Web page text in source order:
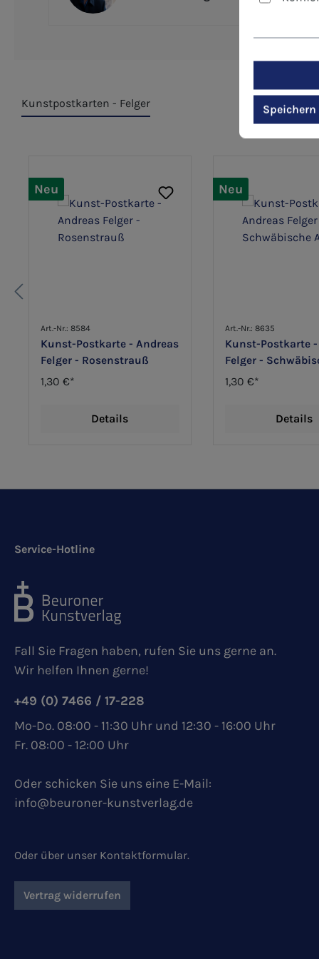
Kunstpostkarten - Felger
Neu
Art.-Nr.: 8584
Kunst-Postkarte - Andreas
Felger - Rosenstrauß
1,30 €*
Details
Neu
Art.-Nr.: 8635
Kunst-Postkarte
Felger -
1,30 €*
Details
Service-Hotline
Fall Sie Fragen haben, rufen Sie uns gerne an.
Wir helfen Ihnen gerne!
+49 (0) 7466 / 17-228
Mo-Do. 08:00 - 11:30 Uhr und 12:30 - 16:00 Uhr
Fr. 08:00 - 12:00 Uhr
Oder schicken Sie uns eine E-Mail:
info@beuroner-kunstverlag.de
Oder über unser Kontaktformular.
Vertrag widerrufen
Speichern